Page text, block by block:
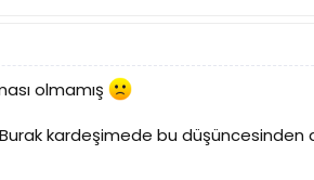
olmamış
kardeşimede bu düşüncesinden